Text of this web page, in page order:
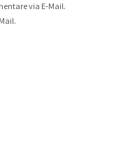
via E-Mail.